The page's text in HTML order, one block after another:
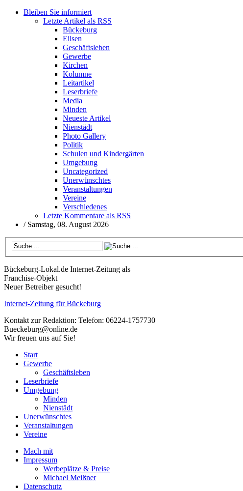
Bleiben Sie informiert
Letzte Artikel als RSS
Bückeburg
Eilsen
Geschäftsleben
Gewerbe
Kirchen
Kolumne
Leitartikel
Leserbriefe
Media
Minden
Neueste Artikel
Nienstädt
Photo Gallery
Politik
Schulen und Kindergärten
Umgebung
Uncategorized
Unerwünschtes
Veranstaltungen
Vereine
Verschiedenes
Letzte Kommentare als RSS
/ Samstag, 08. August 2026
Bückeburg-Lokal.de Internet-Zeitung als
Franchise-Objekt
Neuer Betreiber gesucht!
Internet-Zeitung fürBückeburg
Kontakt zur Redaktion: Telefon: 06224-1757730
Bueckeburg@online.de
Wir freuen uns auf Sie!
Start
Gewerbe
Geschäftsleben
Leserbriefe
Umgebung
Minden
Nienstädt
Unerwünschtes
Veranstaltungen
Vereine
Mach mit
Impressum
Werbeplätze & Preise
Michael Meißner
Datenschutz